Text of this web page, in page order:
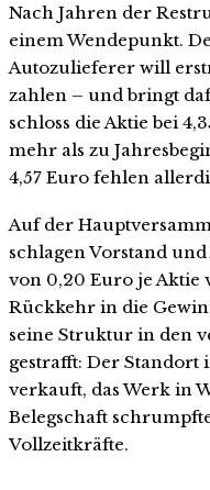
Nach Jahren der
einem Wendepunkt.
Autozulieferer will
zahlen – und bringt
schloss die Aktie bei
mehr als zu
4,57 Euro fehlen
Auf der
schlagen Vorstand
von 0,20 Euro je Aktie
Rückkehr in die
seine Struktur in den
gestrafft: Der
verkauft, das Werk in
Belegschaft
Vollzeitkräfte.